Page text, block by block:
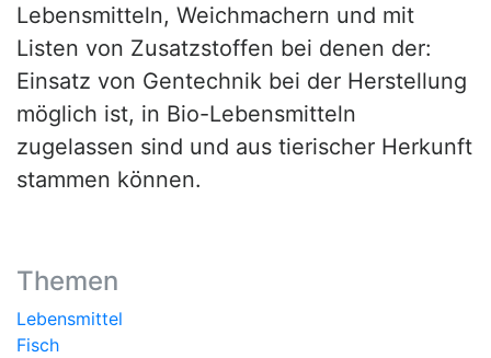
Lebensmitteln, Weichmachern und mit
Listen von Zusatzstoffen bei denen der:
Einsatz von Gentechnik bei der Herstellung
möglich ist, in Bio-Lebensmitteln
zugelassen sind und aus tierischer Herkunft
stammen können.
Themen
Lebensmittel
Fisch